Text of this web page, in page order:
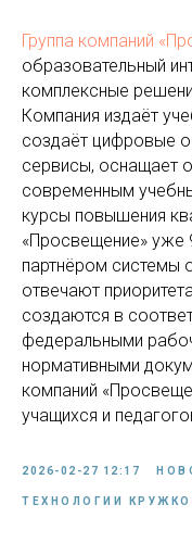
Группа компаний
образовательный
комплексные
Компания издаёт
создаёт цифровые
сервисы, оснащает
современным
курсы повышения
«Просвещение» уже
партнёром системы
отвечают
создаются в
федеральными
нормативными
компаний
учащихся и
2026-02-27 12:17
ТЕХНОЛОГИИ